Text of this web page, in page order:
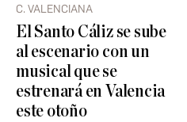
C. VALENCIANA
El Santo Cáliz se sube
al escenario con un
musical que se
estrenará en Valencia
este otoño